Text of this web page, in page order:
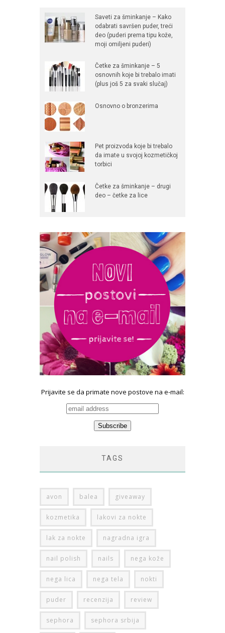
Saveti za šminkanje – Kako
odabrati savršen puder, treći
deo (puderi prema tipu kože,
moji omiljeni puderi)
Četke za šminkanje – 5
osnovnih koje bi trebalo imati
(plus još 5 za svaki slučaj)
Osnovno o bronzerima
Pet proizvoda koje bi trebalo
da imate u svojoj kozmetičkoj
torbici
Četke za šminkanje – drugi
deo – četke za lice
Prijavite se da primate nove postove na e-mail:
TAGS
avon balea giveaway
kozmetika lakovi za nokte
lak za nokte nagradna igra
nail polish nails nega kože
nega lica nega tela nokti
puder recenzija review
sephora sephora srbija